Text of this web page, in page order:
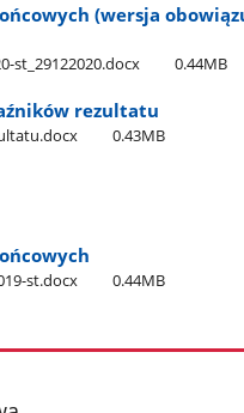
(wersja
st​_29122020.docx 0.44MB
rezultatu
0.43MB
st.docx 0.44MB